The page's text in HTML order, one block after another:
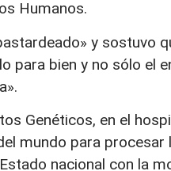
Humanos.
y sostuvo
para bien y no sólo el
Genéticos, en el
mundo para
nacional con la